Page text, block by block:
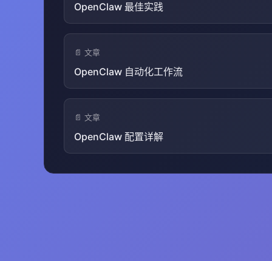
OpenClaw 最佳实践
📄 文章
OpenClaw 自动化工作流
📄 文章
OpenClaw 配置详解